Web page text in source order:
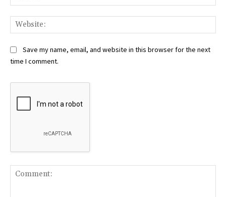
Save my name, email, and website in this browser for the next
time I comment.